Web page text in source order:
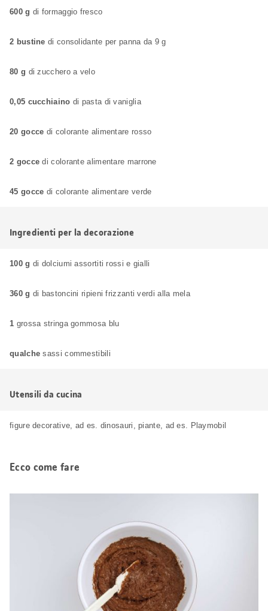
600 g di formaggio fresco
2 bustine di consolidante per panna da 9 g
80 g di zucchero a velo
0,05 cucchiaino di pasta di vaniglia
20 gocce di colorante alimentare rosso
2 gocce di colorante alimentare marrone
45 gocce di colorante alimentare verde
Ingredienti per la decorazione
100 g di dolciumi assortiti rossi e gialli
360 g di bastoncini ripieni frizzanti verdi alla mela
1 grossa stringa gommosa blu
qualche sassi commestibili
Utensili da cucina
figure decorative, ad es. dinosauri, piante, ad es. Playmobil
Ecco come fare